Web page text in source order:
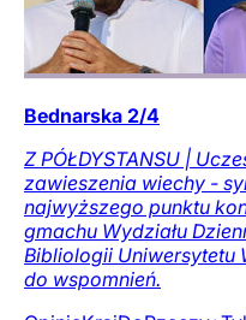
Bednarska 2/4
Z PÓŁDYSTANSU |
zawieszenia wiechy -
najwyższego punktu
gmachu Wydziału
Bibliologii Uniwersytetu
do wspomnień.